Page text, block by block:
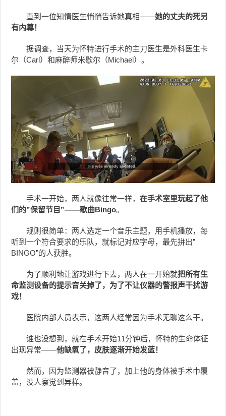
直到一位知情医生悄悄告诉她真相——她的丈夫的死另
有内幕！
据调查，当天为怀特进行手术的主刀医生是外科医生卡
尔（Carl）和麻醉师米歇尔（Michael）。
手术一开始，两人就像往常一样，在手术室里玩起了他
们的”保留节目”——歌曲Bingo。
规则很简单：两人选定一个音乐主题，用手机播放，每
听到一个符合要求的乐队，就标记对应字母，最先拼出”
BINGO”的人获胜。
为了顺利地让游戏进行下去，两人在一开始就把所有生
命监测设备的提示音关掉了，为了不让仪器的警报声干扰游
戏！
医院内部人员表示，这两人经常因为手术无聊这么干。
谁也没想到，就在手术开始11分钟后，怀特的生命体征
出现异常——他缺氧了，皮肤逐渐开始发蓝！
然而，因为监测器被静音了，加上他的身体被手术巾覆
盖，没人察觉到异样。